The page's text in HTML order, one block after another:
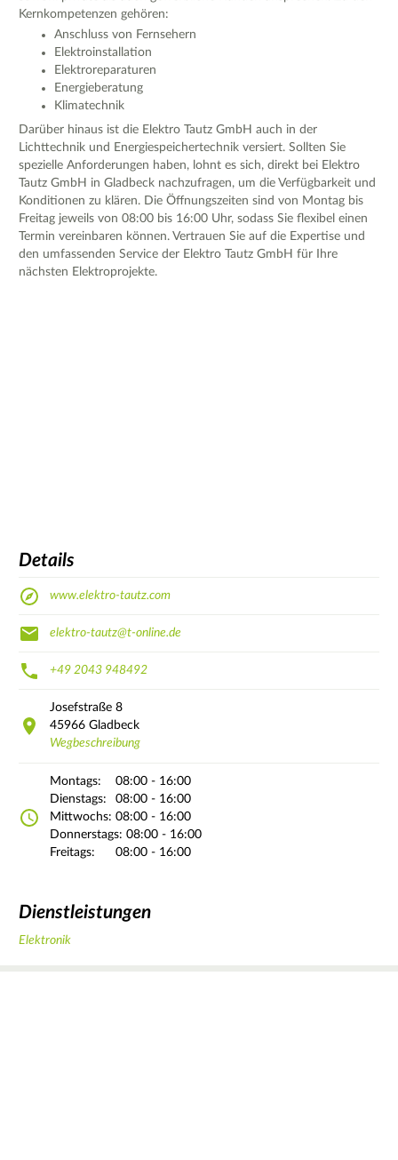
Kernkompetenzen gehören:
Anschluss von Fernsehern
Elektroinstallation
Elektroreparaturen
Energieberatung
Klimatechnik
Darüber hinaus ist die Elektro Tautz GmbH auch in der
Lichttechnik und Energiespeichertechnik versiert. Sollten Sie
spezielle Anforderungen haben, lohnt es sich, direkt bei Elektro
Tautz GmbH in Gladbeck nachzufragen, um die Verfügbarkeit und
Konditionen zu klären. Die Öffnungszeiten sind von Montag bis
Freitag jeweils von 08:00 bis 16:00 Uhr, sodass Sie flexibel einen
Termin vereinbaren können. Vertrauen Sie auf die Expertise und
den umfassenden Service der Elektro Tautz GmbH für Ihre
nächsten Elektroprojekte.
Details
www.elektro-tautz.com
elektro-tautz@t-online.de
+49 2043 948492
Josefstraße 8
45966 Gladbeck
Wegbeschreibung
Montags:
08:00 - 16:00
Dienstags:
08:00 - 16:00
Mittwochs: 08:00 - 16:00
Donnerstags: 08:00 - 16:00
Freitags:
08:00 - 16:00
Dienstleistungen
Elektronik